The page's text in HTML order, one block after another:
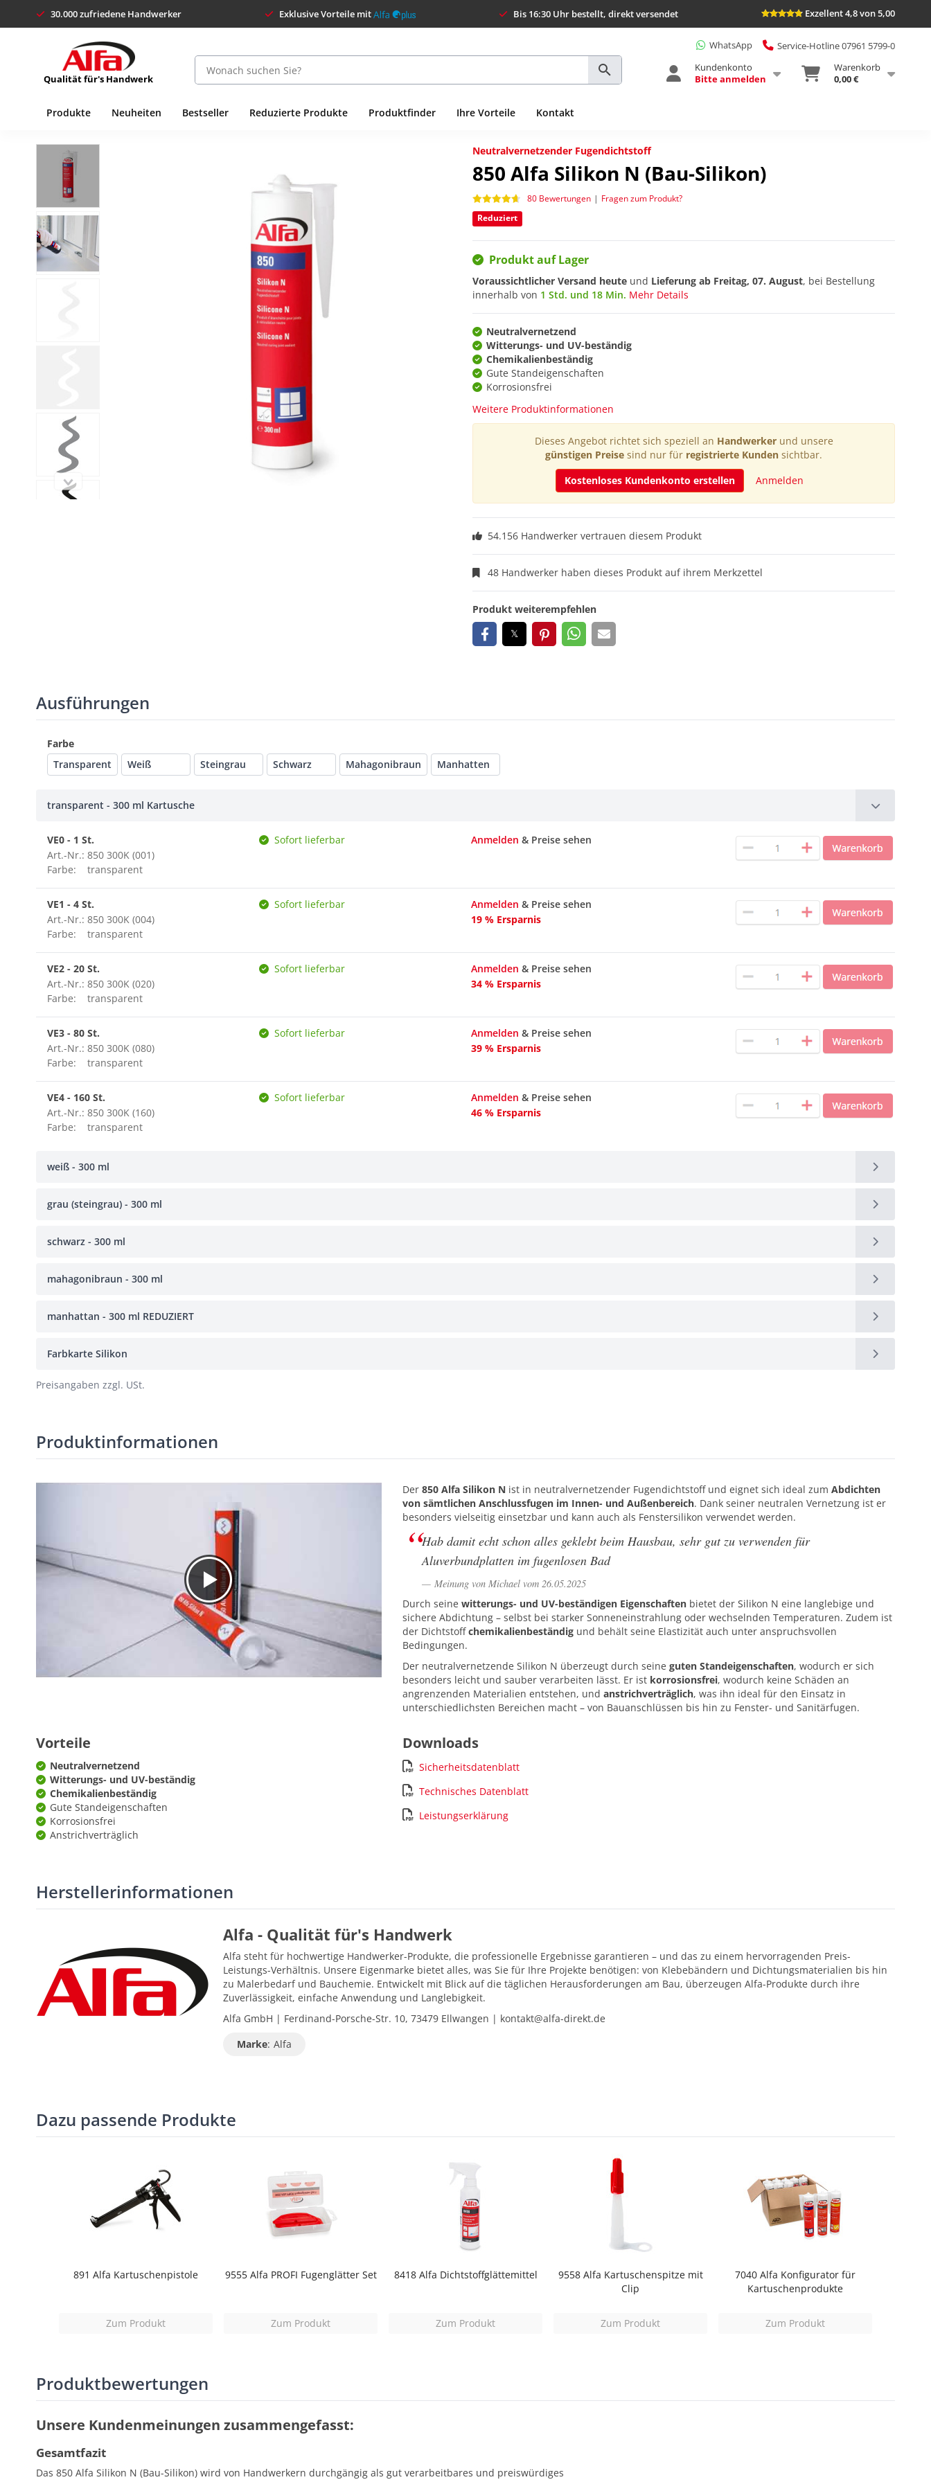
30.000 zufriedene Handwerker Exklusive Vorteile mit Bis 16:30 Uhr bestellt, direkt versendet Exzellent 4,8 von 5,00
Qualität für's Handwerk
WhatsApp
Service-Hotline 07961 5799-0
Kundenkonto
Bitte anmelden
Warenkorb
0,00 €
Produkte Neuheiten Bestseller Reduzierte Produkte Produktfinder Ihre Vorteile Kontakt
Neutralvernetzender Fugendichtstoff
850 Alfa Silikon N (Bau-Silikon)
80 Bewertungen | Fragen zum Produkt?
Reduziert
Produkt auf Lager
Voraussichtlicher Versand heute und Lieferung ab Freitag, 07. August, bei Bestellung
innerhalb von 1 Std. und 18 Min. Mehr Details
Neutralvernetzend
Witterungs- und UV-beständig
Chemikalienbeständig
Gute Standeigenschaften
Korrosionsfrei
Weitere Produktinformationen
Dieses Angebot richtet sich speziell an Handwerkerund unsere
günstigen Preise sind nur für registrierte Kunden sichtbar.
Kostenloses Kundenkonto erstellen
Anmelden
54.156 Handwerker vertrauen diesem Produkt
48 Handwerker haben dieses Produkt auf ihrem Merkzettel
Produkt weiterempfehlen
Ausführungen
Farbe
Transparent
Weiß Steingrau Schwarz Mahagonibraun Manhatten
transparent - 300 ml Kartusche
VE0 - 1 St.
Art.-Nr.: 850 300K (001)
Farbe:
transparent
Sofort lieferbar Anmelden & Preise sehen
VE1 - 4 St.
Art.-Nr.: 850 300K (004)
Farbe:
transparent
Sofort lieferbar Anmelden & Preise sehen
19 % Ersparnis
VE2 - 20 St.
Art.-Nr.: 850 300K (020)
Farbe:
transparent
Sofort lieferbar Anmelden & Preise sehen
34 % Ersparnis
VE3 - 80 St.
Art.-Nr.: 850 300K (080)
Farbe:
transparent
Sofort lieferbar Anmelden & Preise sehen
39 % Ersparnis
VE4 - 160 St.
Art.-Nr.: 850 300K (160)
Farbe:
transparent
Sofort lieferbar Anmelden & Preise sehen
46 % Ersparnis
weiß - 300 ml
grau (steingrau) - 300 ml
schwarz - 300 ml
mahagonibraun - 300 ml
manhattan - 300 ml REDUZIERT
Farbkarte Silikon
Preisangaben zzgl. USt.
Produktinformationen
Der850 Alfa Silikon N ist in neutralvernetzender Fugendichtstoff und eignet sich ideal zumAbdichten
von sämtlichen Anschlussfugen im Innen- und Außenbereich. Dank seiner neutralen Vernetzung ist er
besonders vielseitig einsetzbar und kann auch als Fenstersilikon verwendet werden.
Hab damit echt schon alles geklebt beim Hausbau, sehr gut zu verwenden für
Aluverbundplatten im fugenlosen Bad
Meinung von Michael vom 26.05.2025
Durch seinewitterungs- und UV-beständigen Eigenschaften bietet der Silikon N eine langlebige und
sichere Abdichtung – selbst bei starker Sonneneinstrahlung oder wechselnden Temperaturen. Zudem ist
der Dichtstoffchemikalienbeständig und behält seine Elastizität auch unter anspruchsvollen
Bedingungen.
Der neutralvernetzende Silikon N überzeugt durch seineguten Standeigenschaften, wodurch er sich
besonders leicht und sauber verarbeiten lässt. Er ist korrosionsfrei, wodurch keine Schäden an
angrenzenden Materialien entstehen, undanstrichverträglich, was ihn ideal für den Einsatz in
unterschiedlichsten Bereichen macht – von Bauanschlüssen bis hin zu Fenster- und Sanitärfugen.
Vorteile
Neutralvernetzend
Witterungs- und UV-beständig
Chemikalienbeständig
Gute Standeigenschaften
Korrosionsfrei
Anstrichverträglich
Downloads
Sicherheitsdatenblatt
Technisches Datenblatt
Leistungserklärung
Herstellerinformationen
Alfa - Qualität für's Handwerk
Alfa steht für hochwertige Handwerker-Produkte, die professionelle Ergebnisse garantieren – und das zu einem hervorragenden Preis-
Leistungs-Verhältnis. Unsere Eigenmarke bietet alles, was Sie für Ihre Projekte benötigen: von Klebebändern und Dichtungsmaterialien bis hin
zu Malerbedarf und Bauchemie. Entwickelt mit Blick auf die täglichen Herausforderungen am Bau, überzeugen Alfa-Produkte durch ihre
Zuverlässigkeit, einfache Anwendung und Langlebigkeit.
Alfa GmbH | Ferdinand-Porsche-Str. 10, 73479 Ellwangen | kontakt@alfa-direkt.de
Marke: Alfa
Dazu passende Produkte
891 Alfa Kartuschenpistole
Zum Produkt
9555 Alfa PROFI Fugenglätter Set
Zum Produkt
8418 Alfa Dichtstoffglättemittel
Zum Produkt
9558 Alfa Kartuschenspitze mit
Clip
Zum Produkt
7040 Alfa Konfigurator für
Kartuschenprodukte
Zum Produkt
Produktbewertungen
Unsere Kundenmeinungen zusammengefasst:
Gesamtfazit
Das 850 Alfa Silikon N (Bau-Silikon) wird von Handwerkern durchgängig als gut verarbeitbares und preiswürdiges